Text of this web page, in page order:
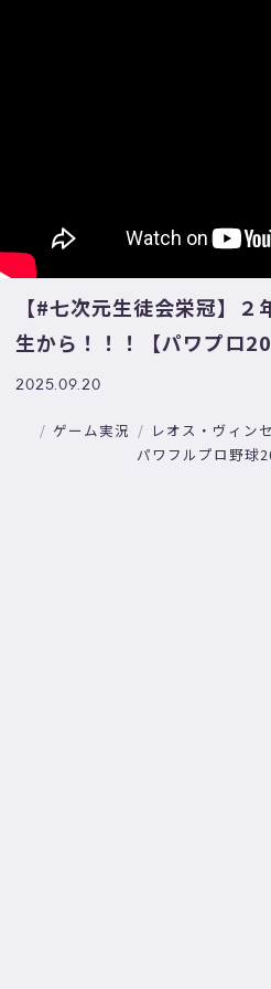
【#七次元生徒会栄冠】
生から！！！【パワプロ
2025.09.20
ゲーム実況 レオス・ヴィン
パワフルプロ野球